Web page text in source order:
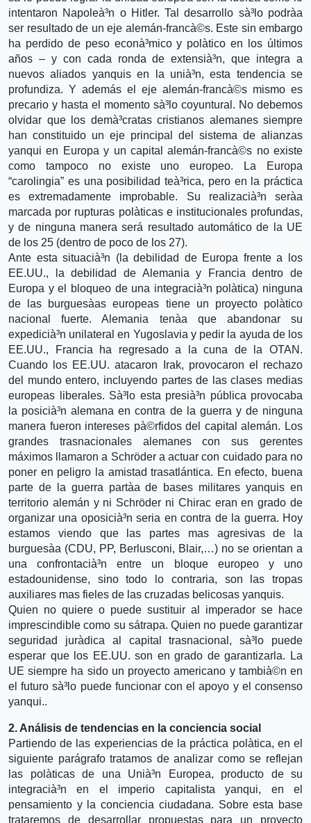
intentaron Napoleà³n o Hitler. Tal desarrollo sà³lo podrà­a
ser resultado de un eje alemán-francà©s. Este sin embargo
ha perdido de peso econà³mico y polà­tico en los últimos
años – y con cada ronda de extensià³n, que integra a
nuevos aliados yanquis en la unià³n, esta tendencia se
profundiza. Y además el eje alemán-francà©s mismo es
precario y hasta el momento sà³lo coyuntural. No debemos
olvidar que los demà³cratas cristianos alemanes siempre
han constituido un eje principal del sistema de alianzas
yanqui en Europa y un capital alemán-francà©s no existe
como tampoco no existe uno europeo. La Europa
“carolingia” es una posibilidad teà³rica, pero en la práctica
es extremadamente improbable. Su realizacià³n serà­a
marcada por rupturas polà­ticas e institucionales profundas,
y de ninguna manera será resultado automático de la UE
de los 25 (dentro de poco de los 27).
Ante esta situacià³n (la debilidad de Europa frente a los
EE.UU., la debilidad de Alemania y Francia dentro de
Europa y el bloqueo de una integracià³n polà­tica) ninguna
de las burguesà­as europeas tiene un proyecto polà­tico
nacional fuerte. Alemania tenà­a que abandonar su
expedicià³n unilateral en Yugoslavia y pedir la ayuda de los
EE.UU., Francia ha regresado a la cuna de la OTAN.
Cuando los EE.UU. atacaron Irak, provocaron el rechazo
del mundo entero, incluyendo partes de las clases medias
europeas liberales. Sà³lo esta presià³n pública provocaba
la posicià³n alemana en contra de la guerra y de ninguna
manera fueron intereses pà©rfidos del capital alemán. Los
grandes trasnacionales alemanes con sus gerentes
máximos llamaron a Schröder a actuar con cuidado para no
poner en peligro la amistad trasatlántica. En efecto, buena
parte de la guerra partà­a de bases militares yanquis en
territorio alemán y ni Schröder ni Chirac eran en grado de
organizar una oposicià³n seria en contra de la guerra. Hoy
estamos viendo que las partes mas agresivas de la
burguesà­a (CDU, PP, Berlusconi, Blair,…) no se orientan a
una confrontacià³n entre un bloque europeo y uno
estadounidense, sino todo lo contraria, son las tropas
auxiliares mas fieles de las cruzadas belicosas yanquis.
Quien no quiere o puede sustituir al imperador se hace
imprescindible como su sátrapa. Quien no puede garantizar
seguridad jurà­dica al capital trasnacional, sà³lo puede
esperar que los EE.UU. son en grado de garantizarla. La
UE siempre ha sido un proyecto americano y tambià©n en
el futuro sà³lo puede funcionar con el apoyo y el consenso
yanqui..
2. Análisis de tendencias en la conciencia social
Partiendo de las experiencias de la práctica polà­tica, en el
siguiente parágrafo tratamos de analizar como se reflejan
las polà­ticas de una Unià³n Europea, producto de su
integracià³n en el imperio capitalista yanqui, en el
pensamiento y la conciencia ciudadana. Sobre esta base
trataremos de desarrollar propuestas para un proyecto